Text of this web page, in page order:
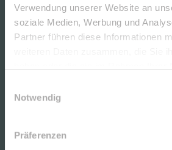
Verwendung unserer Website an
soziale Medien, Werbung und
Partner führen diese Informationen
Notwendig
Präferenzen
SCHICKE, UNVERMIETETE
U. EBK (WG-GEEIGNET) IN
LEIPZIGER SÜDVORSTADT